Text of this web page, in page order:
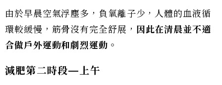
由於早晨空氣浮塵多，負氧離子少，人體的血液循
環較緩慢，筋骨沒有完全舒展， 因此在清晨並不適
合做戶外運動和劇烈運動。
減肥第二時段— 上午